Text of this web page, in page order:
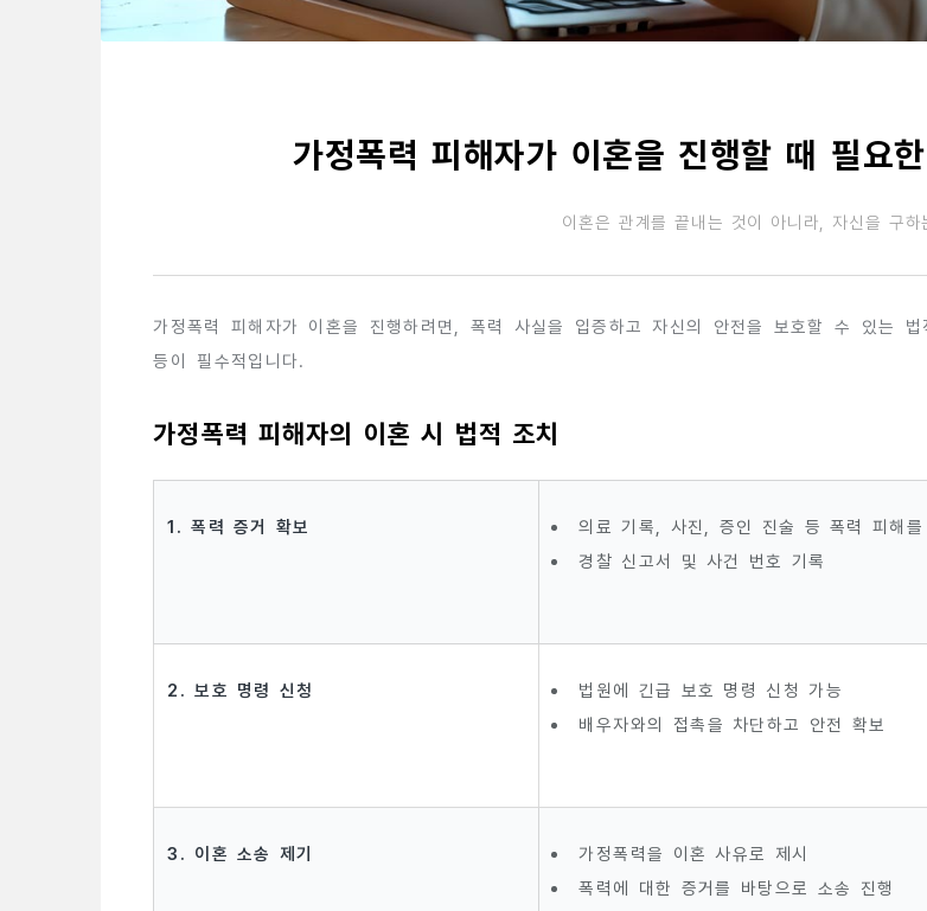
가정폭력 피해자가 이혼을 진행할 때 필요
이혼은 관계를 끝내는 것이 아니라, 자신을 구하
가정폭력 피해자가 이혼을 진행하려면, 폭력 사실을 입증하고 자신의 안전을 보호할 수 있는
등이 필수적입니다.
가정폭력 피해자의 이혼 시 법적 조치
1. 폭력 증거 확보
의료 기록, 사진, 증인 진술 등 폭력 피해
경찰 신고서 및 사건 번호 기록
2. 보호 명령 신청
법원에 긴급 보호 명령 신청 가능
배우자와의 접촉을 차단하고 안전 확보
3. 이혼 소송 제기
가정폭력을 이혼 사유로 제시
폭력에 대한 증거를 바탕으로 소송 진행